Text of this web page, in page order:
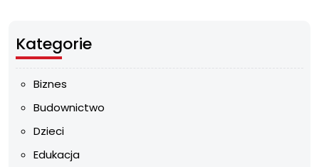
Kategorie
Biznes
Budownictwo
Dzieci
Edukacja